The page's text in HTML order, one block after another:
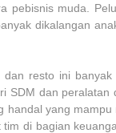
pebisnis muda.
dikalangan
resto ini
SDM dan
handal yang
di bagian